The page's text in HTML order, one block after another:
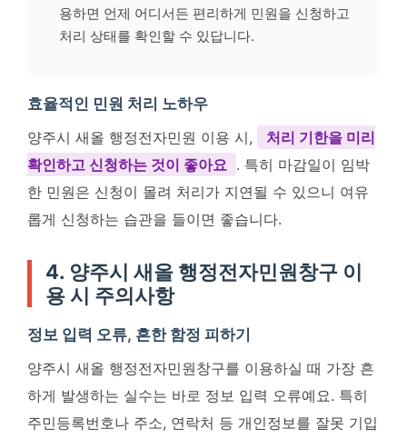
용하면 언제 어디서든 편리하게 민원을 신청하고
처리 상태를 확인할 수 있답니다.
효율적인 민원 처리 노하우
양주시 새올 행정전자민원 이용 시,
처리 기한을 미리
확인하고 신청하는 것이 좋아요
. 특히 마감일이 임박
한 민원은 신청이 몰려 처리가 지연될 수 있으니 여유
롭게 신청하는 습관을 들이면 좋습니다.
4. 양주시 새올 행정전자민원창구 이
용 시 주의사항
정보 입력 오류, 흔한 함정 피하기
양주시 새올 행정전자민원창구를 이용하실 때 가장 흔
하게 발생하는 실수는 바로 정보 입력 오류예요. 특히
주민등록번호나 주소, 연락처 등 개인정보를 잘못 기입